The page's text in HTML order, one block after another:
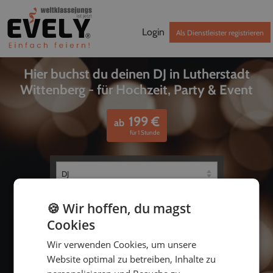
Login Als Dienstleister registrieren
Hier buchst du deinen DJ in Lutherstadt
Wittenberg - für Hochzeit, Party & Event
ab 199€
für 1 Stunde
bis
🍪 Wir hoffen, du magst
Cookies
Wir verwenden Cookies, um unsere
Website optimal zu betreiben, Inhalte zu